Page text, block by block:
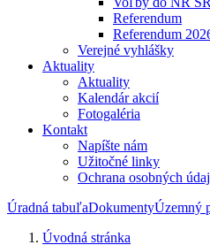
Referendum
Referendum
Verejné vyhlášky
Aktuality
Aktuality
Kalendár akcií
Fotogaléria
Kontakt
Napíšte nám
Užitočné linky
Ochrana osobných
Úradná tabuľaDokumentyÚzemný
Úvodná stránka